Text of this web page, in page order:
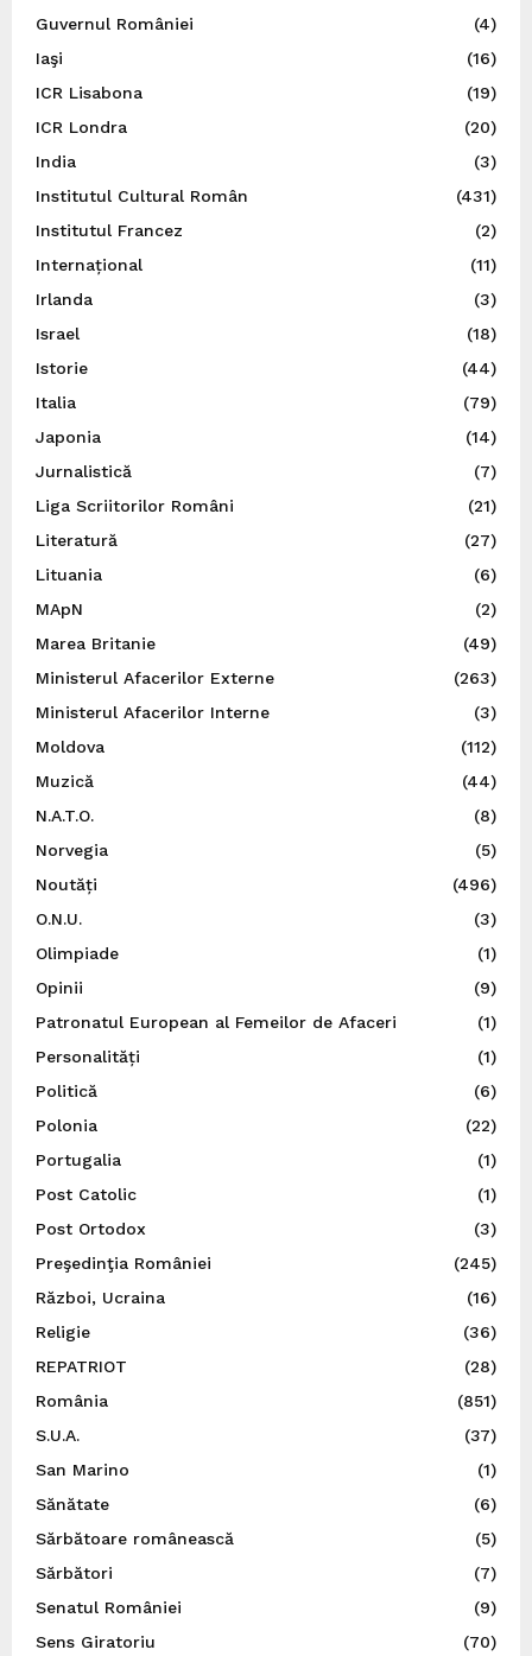
Guvernul României
(4)
Iaşi
(16)
ICR Lisabona
(19)
ICR Londra
(20)
India
(3)
Institutul Cultural Român
(431)
Institutul Francez
(2)
Internațional
(11)
Irlanda
(3)
Israel
(18)
Istorie
(44)
Italia
(79)
Japonia
(14)
Jurnalistică
(7)
Liga Scriitorilor Români
(21)
Literatură
(27)
Lituania
(6)
MApN
(2)
Marea Britanie
(49)
Ministerul Afacerilor Externe
(263)
Ministerul Afacerilor Interne
(3)
Moldova
(112)
Muzică
(44)
N.A.T.O.
(8)
Norvegia
(5)
Noutăți
(496)
O.N.U.
(3)
Olimpiade
(1)
Opinii
(9)
Patronatul European al Femeilor de Afaceri
(1)
Personalități
(1)
Politică
(6)
Polonia
(22)
Portugalia
(1)
Post Catolic
(1)
Post Ortodox
(3)
Preşedinţia României
(245)
Război, Ucraina
(16)
Religie
(36)
REPATRIOT
(28)
România
(851)
S.U.A.
(37)
San Marino
(1)
Sănătate
(6)
Sărbătoare românească
(5)
Sărbători
(7)
Senatul României
(9)
Sens Giratoriu
(70)